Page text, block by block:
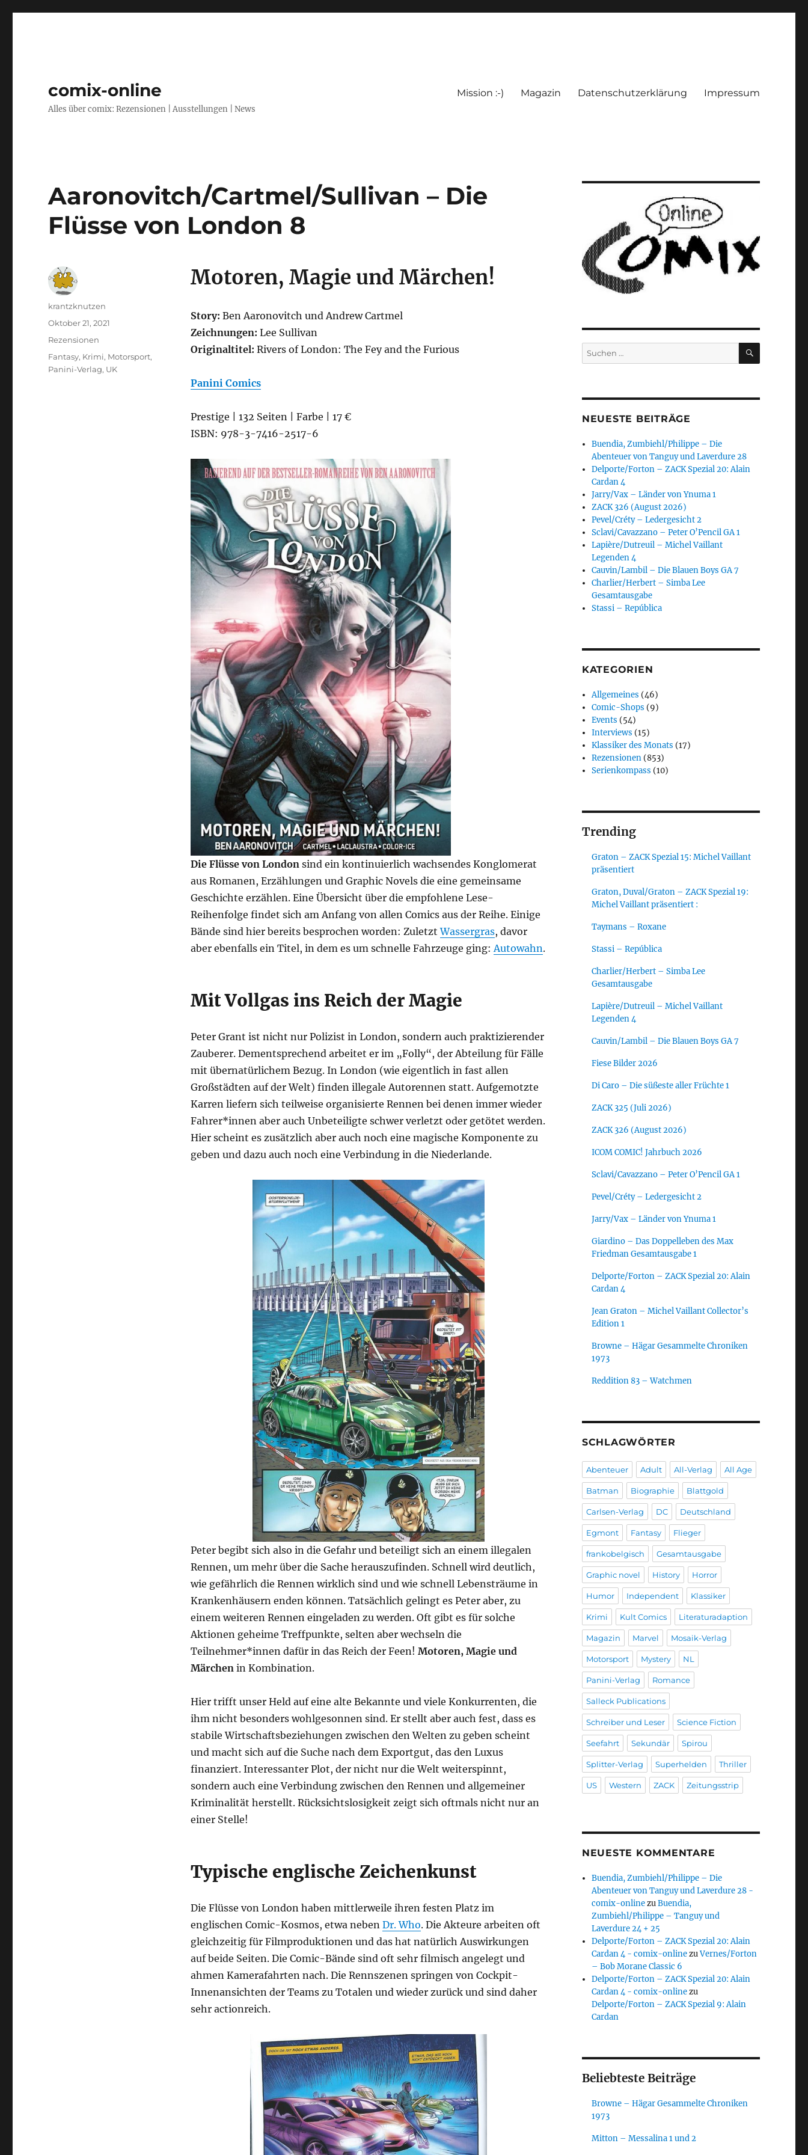
comix-online
Alles über comix: Rezensionen | Ausstellungen | News
Mission :-) Magazin Datenschutzerklärung Impressum
Aaronovitch/Cartmel/Sullivan – Die
Flüsse von London 8
Motoren, Magie und Märchen!
Story: Ben Aaronovitch und Andrew Cartmel
Zeichnungen: Lee Sullivan
Originaltitel: Rivers of London: The Fey and the Furious
Panini Comics
Prestige | 132 Seiten | Farbe | 17 €
ISBN: 978-3-7416-2517-6
Die Flüsse von Londonsind ein kontinuierlich wachsendes Konglomerat
aus Romanen, Erzählungen und Graphic Novels die eine gemeinsame
Geschichte erzählen. Eine Übersicht über die empfohlene Lese-
Reihenfolge findet sich am Anfang von allen Comics aus der Reihe. Einige
Bände sind hier bereits besprochen worden: ZuletztWassergras, davor
aber ebenfalls ein Titel, in dem es um schnelle Fahrzeuge ging:Autowahn.
Mit Vollgas ins Reich der Magie
Peter Grant ist nicht nur Polizist in London, sondern auch praktizierender
Zauberer. Dementsprechend arbeitet er im „Folly“, der Abteilung für Fälle
mit übernatürlichem Bezug. In London (wie eigentlich in fast allen
Großstädten auf der Welt) finden illegale Autorennen statt. Aufgemotzte
Karren liefern sich teilweise organisierte Rennen bei denen immer wieder
Fahrer*innen aber auch Unbeteiligte schwer verletzt oder getötet werden.
Hier scheint es zusätzlich aber auch noch eine magische Komponente zu
geben und dazu auch noch eine Verbindung in die Niederlande.
Peter begibt sich also in die Gefahr und beteiligt sich an einem illegalen
Rennen, um mehr über die Sache herauszufinden. Schnell wird deutlich,
wie gefährlich die Rennen wirklich sind und wie schnell Lebensträume in
Krankenhäusern enden können. Tatsächlich gelingt es Peter aber, zu
einem weiteren Rennen eingeladen zu werden. Oft gibt es für solche
Aktionen geheime Treffpunkte, selten aber wechseln die
Teilnehmer*innen dafür in das Reich der Feen! Motoren, Magie und
Märchenin Kombination.
Hier trifft unser Held auf eine alte Bekannte und viele Konkurrenten, die
ihm nicht besonders wohlgesonnen sind. Er stellt aber auch fest, dass es
stabile Wirtschaftsbeziehungen zwischen den Welten zu geben scheint
und macht sich auf die Suche nach dem Exportgut, das den Luxus
finanziert. Interessanter Plot, der nicht nur die Welt weiterspinnt,
sondern auch eine Verbindung zwischen den Rennen und allgemeiner
Kriminalität herstellt. Rücksichtslosigkeit zeigt sich oftmals nicht nur an
einer Stelle!
Typische englische Zeichenkunst
Die Flüsse von London haben mittlerweile ihren festen Platz im
englischen Comic-Kosmos, etwa neben Dr. Who. Die Akteure arbeiten oft
gleichzeitig für Filmproduktionen und das hat natürlich Auswirkungen
auf beide Seiten. Die Comic-Bände sind oft sehr filmisch angelegt und
ahmen Kamerafahrten nach. Die Rennszenen springen von Cockpit-
Innenansichten der Teams zu Totalen und wieder zurück und sind daher
sehr actionreich.
Autor
krantzknutzen
Veröffentlicht
Oktober 21, 2021
Kategorien
Rezensionen
Schlagwörter
Fantasy, Krimi, Motorsport,
Panini-Verlag, UK
Suchen
nach:
SUCHEN
NEUESTE BEITRÄGE
Buendia, Zumbiehl/Philippe – Die
Abenteuer von Tanguy und Laverdure 28
Delporte/Forton – ZACK Spezial 20: Alain
Cardan 4
Jarry/Vax – Länder von Ynuma 1
ZACK 326 (August 2026)
Pevel/Créty – Ledergesicht 2
Sclavi/Cavazzano – Peter O’Pencil GA 1
Lapière/Dutreuil – Michel Vaillant
Legenden 4
Cauvin/Lambil – Die Blauen Boys GA 7
Charlier/Herbert – Simba Lee
Gesamtausgabe
Stassi – República
KATEGORIEN
Allgemeines (46)
Comic-Shops (9)
Events (54)
Interviews (15)
Klassiker des Monats (17)
Rezensionen (853)
Serienkompass (10)
Trending
Graton – ZACK Spezial 15: Michel Vaillant
präsentiert
Graton, Duval/Graton – ZACK Spezial 19:
Michel Vaillant präsentiert :
Taymans – Roxane
Stassi – República
Charlier/Herbert – Simba Lee
Gesamtausgabe
Lapière/Dutreuil – Michel Vaillant
Legenden 4
Cauvin/Lambil – Die Blauen Boys GA 7
Fiese Bilder 2026
Di Caro – Die süßeste aller Früchte 1
ZACK 325 (Juli 2026)
ZACK 326 (August 2026)
ICOM COMIC! Jahrbuch 2026
Sclavi/Cavazzano – Peter O’Pencil GA 1
Pevel/Créty – Ledergesicht 2
Jarry/Vax – Länder von Ynuma 1
Giardino – Das Doppelleben des Max
Friedman Gesamtausgabe 1
Delporte/Forton – ZACK Spezial 20: Alain
Cardan 4
Jean Graton – Michel Vaillant Collector’s
Edition 1
Browne – Hägar Gesammelte Chroniken
1973
Reddition 83 – Watchmen
SCHLAGWÖRTER
Abenteuer Adult All-Verlag All Age
Batman Biographie Blattgold
Carlsen-Verlag DC Deutschland
Egmont Fantasy Flieger
frankobelgisch Gesamtausgabe
Graphic novel History Horror
Humor Independent Klassiker
Krimi Kult Comics Literaturadaption
Magazin Marvel Mosaik-Verlag
Motorsport Mystery NL
Panini-Verlag Romance
Salleck Publications
Schreiber und Leser Science Fiction
Seefahrt Sekundär Spirou
Splitter-Verlag Superhelden Thriller
US Western ZACK Zeitungsstrip
NEUESTE KOMMENTARE
Buendia, Zumbiehl/Philippe – Die
Abenteuer von Tanguy und Laverdure 28 -
comix-onlinezuBuendia,
Zumbiehl/Philippe – Tanguy und
Laverdure 24 + 25
Delporte/Forton – ZACK Spezial 20: Alain
Cardan 4 - comix-onlinezuVernes/Forton
– Bob Morane Classic 6
Delporte/Forton – ZACK Spezial 20: Alain
Cardan 4 - comix-onlinezu
Delporte/Forton – ZACK Spezial 9: Alain
Cardan
Beliebteste Beiträge
Browne – Hägar Gesammelte Chroniken
1973
Mitton – Messalina 1 und 2